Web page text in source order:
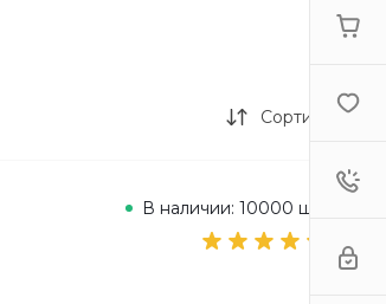
Сортировка
В наличии: 10000 шт.